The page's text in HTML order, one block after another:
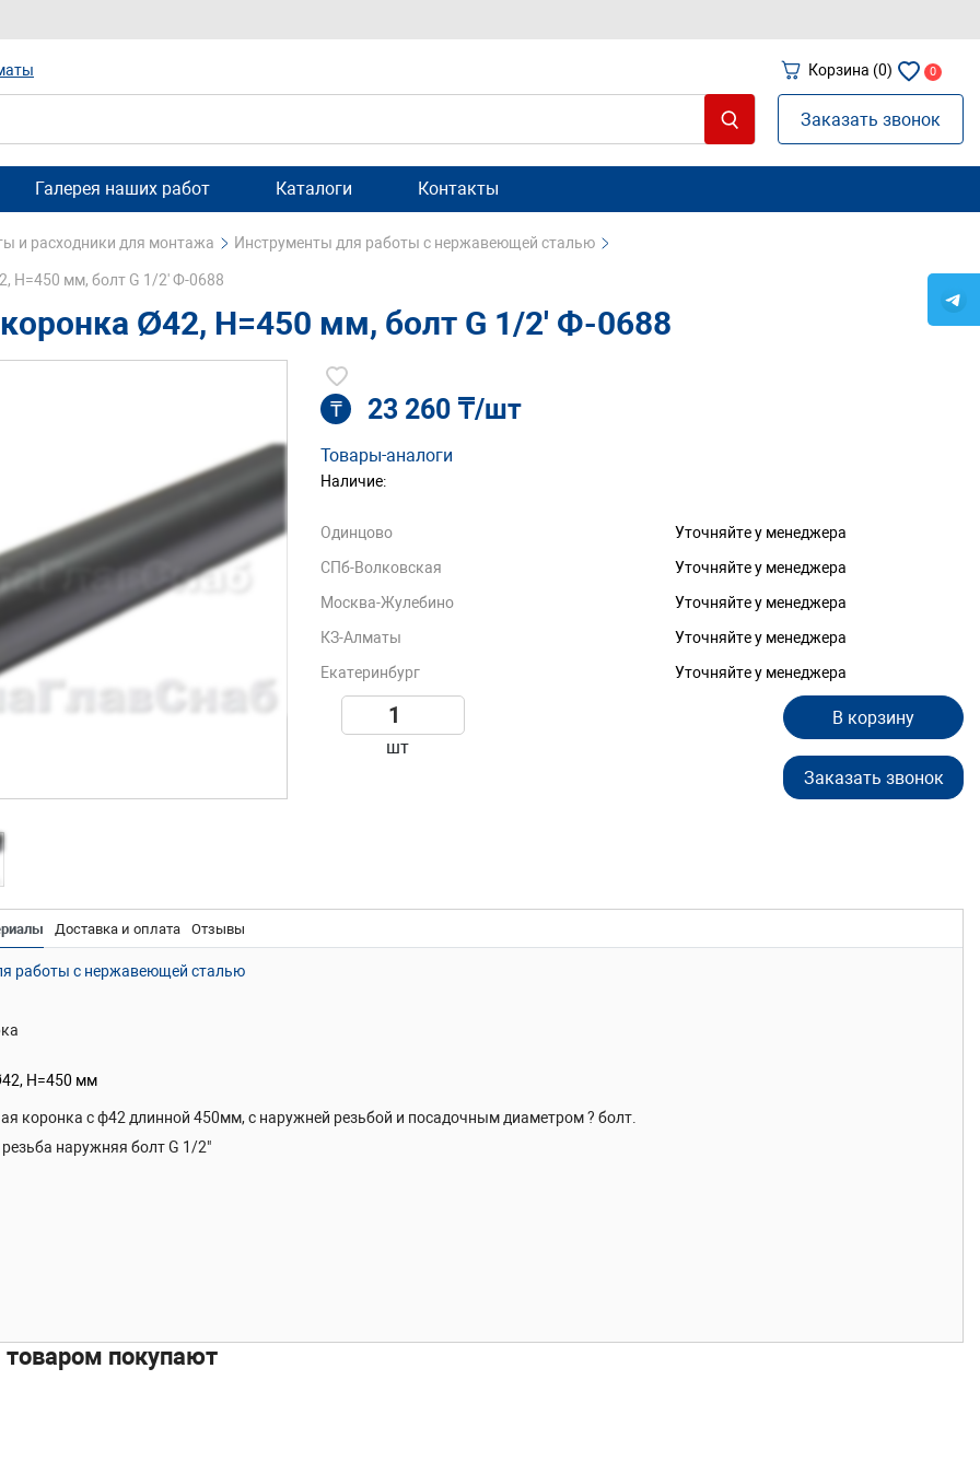
Корзина (0) 0
Заказать звонок
Галерея наших работ Каталоги Контакты
и расходники для монтажа Инструменты для работы с нержавеющей сталью
Н=450 мм, болт G 1/2' Ф-0688
Ø42, Н=450 мм, болт G 1/2' Ф-0688
₸ 23 260 ₸/шт
Товары-аналоги
Наличие:
Одинцово
Уточняйте у менеджера
СПб-Волковская
Уточняйте у менеджера
Москва-Жулебино
Уточняйте у менеджера
КЗ-Алматы
Уточняйте у менеджера
Екатеринбург
Уточняйте у менеджера
шт
В корзину
Заказать звонок
Доставка и оплата Отзывы
работы с нержавеющей сталью
Н=450 мм
коронка с ф42 длинной 450мм, с наружней резьбой и посадочным диаметром ? болт.
резьба наружняя болт G 1/2"
покупают